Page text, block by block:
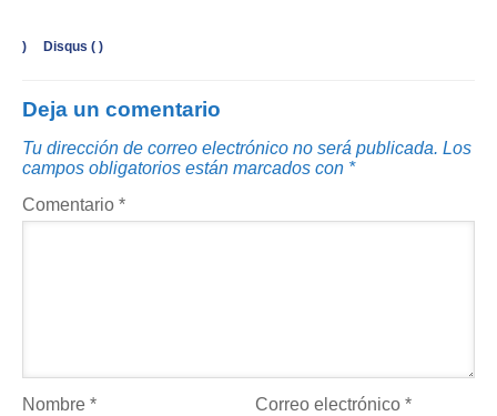
) Disqus ( )
Deja un comentario
Tu dirección de correo electrónico no será publicada. Los
campos obligatorios están marcados con *
Comentario *
Nombre * Correo electrónico*